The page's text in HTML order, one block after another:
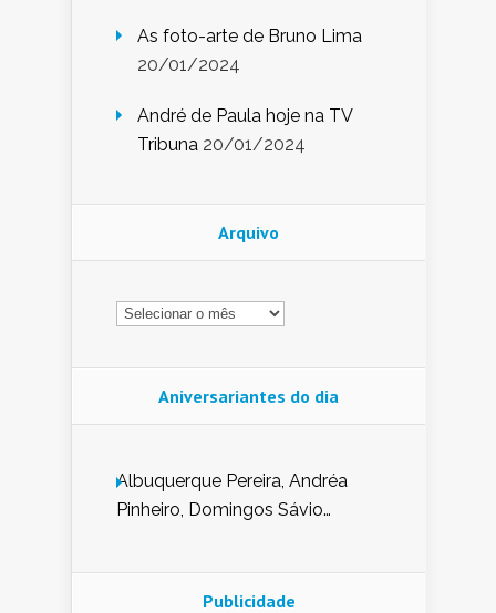
As foto-arte de Bruno Lima
20/01/2024
André de Paula hoje na TV
Tribuna 20/01/2024
Arquivo
Arquivo
Aniversariantes do dia
Albuquerque Pereira, Andréa
Pinheiro, Domingos Sávio
Nunes de Sena, Fátima Peixoto,
Publicidade